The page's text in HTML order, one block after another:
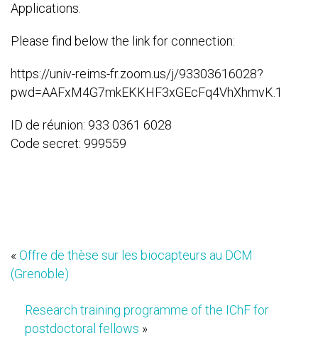
Applications.
Please find below the link for connection:
https://univ-reims-fr.zoom.us/j/93303616028?
pwd=AAFxM4G7mkEKKHF3xGEcFq4VhXhmvK.1
ID de réunion: 933 0361 6028
Code secret: 999559
« Offre de thèse sur les biocapteurs au DCM
(Grenoble)
Research training programme of the IChF for
postdoctoral fellows »